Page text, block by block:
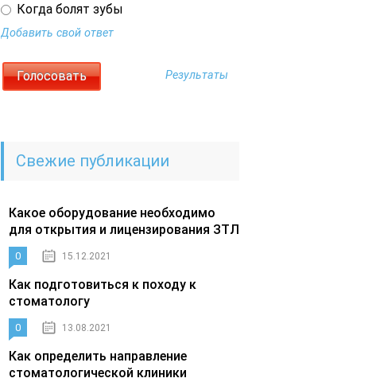
Когда болят зубы
Добавить свой ответ
Результаты
Свежие публикации
Какое оборудование необходимо
для открытия и лицензирования ЗТЛ
0 15.12.2021
Как подготовиться к походу к
стоматологу
0 13.08.2021
Как определить направление
стоматологической клиники